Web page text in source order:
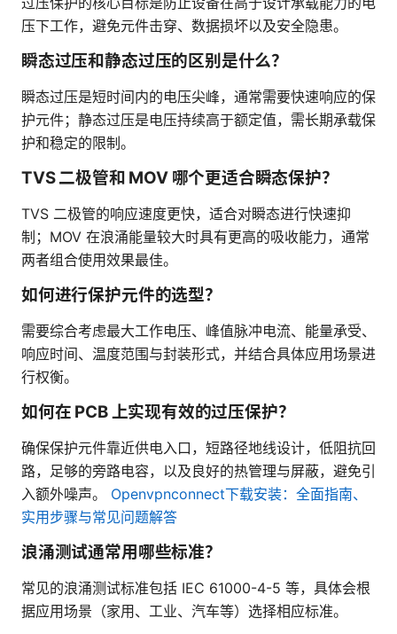
压下工作，避免元件击穿、数据损坏以及安全隐患。
瞬态过压和静态过压的区别是什么？
瞬态过压是短时间内的电压尖峰，通常需要快速响应的保
护元件；静态过压是电压持续高于额定值，需长期承载保
护和稳定的限制。
TVS 二极管和 MOV 哪个更适合瞬态保护？
TVS 二极管的响应速度更快，适合对瞬态进行快速抑
制；MOV 在浪涌能量较大时具有更高的吸收能力，通常
两者组合使用效果最佳。
如何进行保护元件的选型？
需要综合考虑最大工作电压、峰值脉冲电流、能量承受、
响应时间、温度范围与封装形式，并结合具体应用场景进
行权衡。
如何在 PCB 上实现有效的过压保护？
确保保护元件靠近供电入口，短路径地线设计，低阻抗回
路，足够的旁路电容，以及良好的热管理与屏蔽，避免引
入额外噪声。 Openvpnconnect下载安装：全面指南、
实用步骤与常见问题解答
浪涌测试通常用哪些标准？
常见的浪涌测试标准包括 IEC 61000-4-5 等，具体会根
据应用场景（家用、工业、汽车等）选择相应标准。